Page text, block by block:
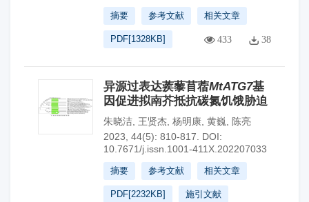
摘要 参考文献 相关文章
PDF[1328KB] 433 38
异源过表达蒺藜苜蓿MtATG7基
因促进拟南芥抵抗碳氮饥饿胁迫
朱晓洁 王贤杰 杨明康 黄巍
陈亮
2023, 44(5): 810-817.
DOI:
10.7671/j.issn.1001-411X.202207033
摘要 参考文献 相关文章
PDF[2232KB] 施引文献